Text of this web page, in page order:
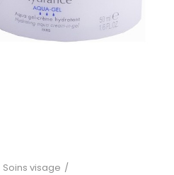
Soins visage